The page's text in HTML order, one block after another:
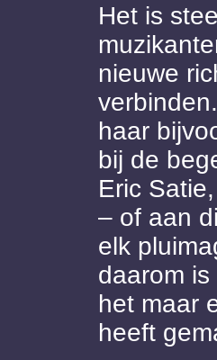
Het is
nieuwe
haar
bij de
Eric
– of aan
elk
daarom
het maar
heeft